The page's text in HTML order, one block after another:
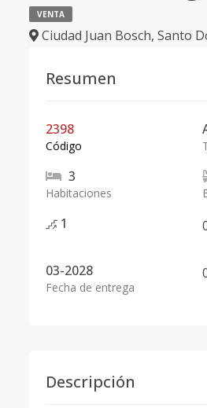
VENTA
Ciudad Juan Bosch, Santo
Resumen
2398
Código
3
Habitaciones
1
03-2028
Fecha de entrega
Descripción